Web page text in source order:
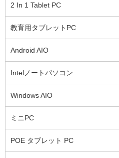
2 In 1 Tablet PC
教育用タブレットPC
Android AIO
Intelノートパソコン
Windows AIO
ミニPC
POE タブレット PC